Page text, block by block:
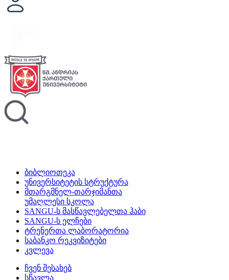
ბიბლიოთეკა
უნივერსიტეტის სტრუქტურა
მთარგმნელ-თარჯიმანთა
უმაღლესი სკოლა
SANGU-ს მასწავლებელთა ჰაბი
SANGU-ს ელჩები
ტრენერთა ლაბორატორია
საბანკო რეკვიზიტები
კვლევა
ჩვენ შესახებ
სწავლა